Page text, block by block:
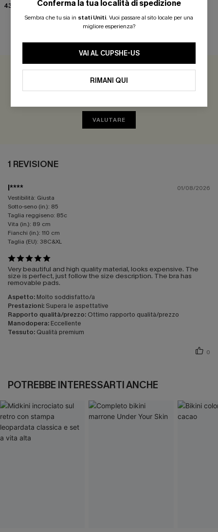
43,00 € 50,00 €
RECENSIONI DEI CLIENTI
5.0 1 REVISIONE
VALUTARE
1 REVISIONE
l****
01/08/2026
Vestibilità: Giusta
Sotto-seno (in.): 85
Taglia reggiseno: 85c
Vita (in.): 89 cm
Fianchi (in.): 110 cm
Taglia (EU): 38C&XL
Very beautiful and high quality material, looks expensive. The
size is perfect, just follow the size description. The bra has
removable pads.
Aspetto: Molto soddisfatto/a
Prestazioni: Supera le aspettative
Rapporto qualità/prezzo: Ottimo rapporto qualità/prezzo
Manodopera: Eccellente
Tessuto: Qualità premium
0
POTREBBE INTERESSARTI ANCHE
Conferma la tua località di spedizione
Sembra che tu sia in stati Uniti. Vuoi passare al sito locale per una
migliore esperienza?
VAI AL CUPSHE-US
RIMANI QUI